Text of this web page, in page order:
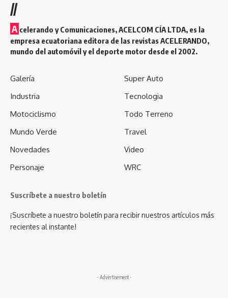
//
A celerando y Comunicaciones, ACELCOM CÍA LTDA, es la
empresa ecuatoriana editora de las revistas ACELERANDO,
mundo del automóvil y el deporte motor desde el 2002.
Galería
Industria
Motociclismo
Mundo Verde
Novedades
Personaje
Super Auto
Tecnologia
Todo Terreno
Travel
Video
WRC
Suscríbete a nuestro boletín
¡Suscríbete a nuestro boletín para recibir nuestros artículos más
recientes al instante!
- Advertisement -